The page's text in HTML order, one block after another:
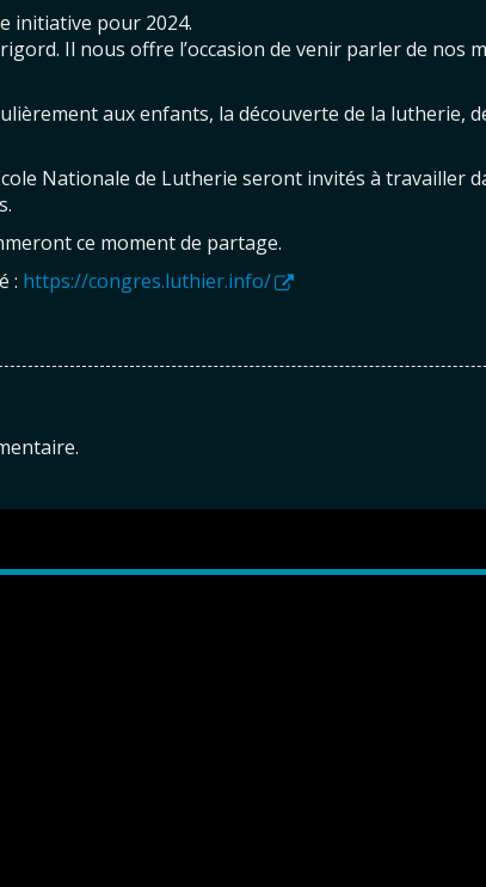
initiative pour 2024.
Il nous offre l’occasion de venir parler de nos
aux enfants, la découverte de la lutherie,
Nationale de Lutherie seront invités à travailler
ce moment de partage.
: https://congres.luthier.info/